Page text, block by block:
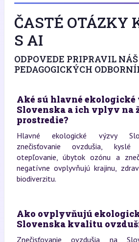
ČASTÉ OTÁZKY
S AI
ODPOVEDE PRIPRAVIL
PEDAGOGICKÝCH
Aké sú hlavné
Slovenska a ich vplyv na
prostredie?
Hlavné ekologické výzvy
znečisťovanie ovzdušia,
otepľovanie, úbytok ozónu a
negatívne ovplyvňujú krajinu,
biodiverzitu.
Ako ovplyvňujú
Slovenska kvalitu
Znečisťovanie ovzdušia na